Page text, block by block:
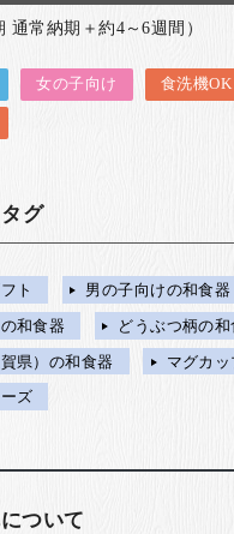
通常納期＋約4～6週間）
女の子向け 食洗機OK
グ
ト
男の子向けの和食器
和食器
どうぶつ柄の和
県）の和食器
マグカッ
ズ
ついて